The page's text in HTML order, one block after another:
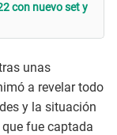
con nuevo set y
unas
a revelar todo
y la situación
fue captada